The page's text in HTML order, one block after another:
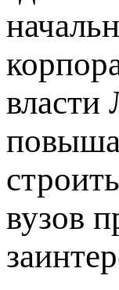
власти
вузов